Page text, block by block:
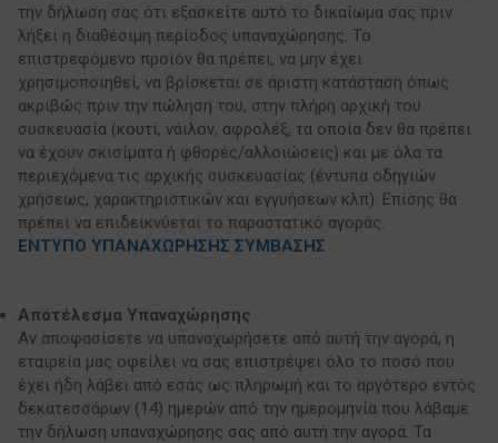
την δήλωση σας ότι εξασκείτε αυτό το δικαίωμα σας πριν
λήξει η διαθέσιμη περίοδος υπαναχώρησης. Το
επιστρεφόμενο προϊόν θα πρέπει, να μην έχει
χρησιμοποιηθεί, να βρίσκεται σε άριστη κατάσταση όπως
ακριβώς πριν την πώληση του, στην πλήρη αρχική του
συσκευασία (κουτί, νάιλον, αφρολέξ, τα οποία δεν θα πρέπει
να έχουν σκισίματα ή φθορές/αλλοιώσεις) και με όλα τα
περιεχόμενα τις αρχικής συσκευασίας (έντυπα οδηγιών
χρήσεως, χαρακτηριστικών και εγγυήσεων κλπ). Επίσης θα
πρέπει να επιδεικνύεται το παραστατικό αγοράς.
ΕΝΤΥΠΟ ΥΠΑΝΑΧΩΡΗΣΗΣ ΣΥΜΒΑΣΗΣ
Αποτέλεσμα Υπαναχώρησης
Αν αποφασίσετε να υπαναχωρήσετε από αυτή την αγορά, η
εταιρεία μας οφείλει να σας επιστρέψει όλο το ποσό που
έχει ήδη λάβει από εσάς ως πληρωμή και το αργότερο εντός
δεκατεσσάρων (14) ημερών από την ημερομηνία που λάβαμε
την δήλωση υπαναχώρησης σας από αυτή την αγορά. Τα